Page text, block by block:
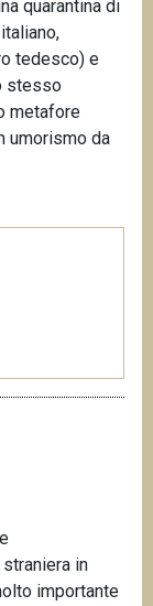
quarantina di
tedesco) e
stesso
metafore
umorismo da
in
importante